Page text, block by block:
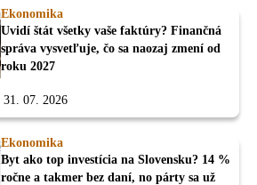
Ekonomika
Uvidí štát všetky vaše faktúry? Finančná
správa vysvetľuje, čo sa naozaj zmení od
roku 2027
31. 07. 2026
Ekonomika
Byt ako top investícia na Slovensku? 14 %
ročne a takmer bez daní, no párty sa už